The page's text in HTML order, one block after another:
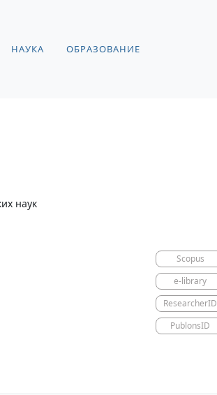
НАУКА ОБРАЗОВАНИЕ
наук
Scopus
e-library
ResearcherID
PublonsID